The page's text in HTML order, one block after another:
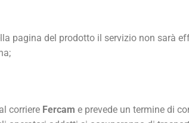
pagina del prodotto il servizio non sarà
corriere Fercam e prevede un termine di